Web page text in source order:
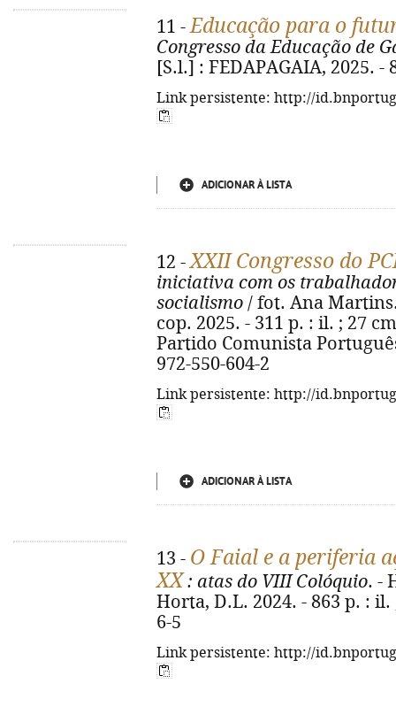
11 -Educação para o
Congresso da Educação de
[S.l.] : FEDAPAGAIA, 2025. -
Link persistente: http://
ADICIONAR À LISTA
12 -XXII Congresso do
iniciativa com os
socialismo / fot. Ana
cop. 2025. - 311 p. : il. ; 27
Partido Comunista
972-550-604-2
Link persistente: http://
ADICIONAR À LISTA
13 - O Faial e a periferia
XX : atas do VIII Colóquio. -
Horta, D.L. 2024. - 863 p. : il.
6-5
Link persistente: http://